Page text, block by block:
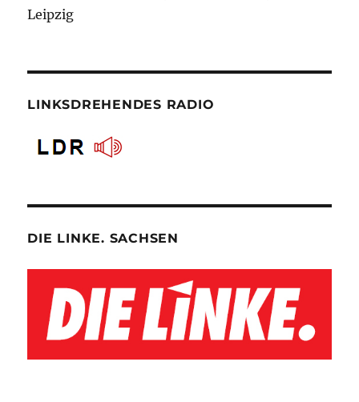
Leipzig
LINKSDREHENDES RADIO
DIE LINKE. SACHSEN